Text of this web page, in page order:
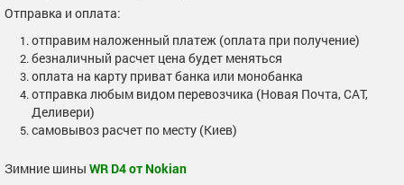
Отправка и оплата:
отправим наложенный платеж (оплата при получение)
безналичный расчет цена будет меняться
оплата на карту приват банка или монобанка
отправка любым видом перевозчика (Новая Почта, САТ,
Деливери)
самовывоз расчет по месту (Киев)
Зимние шины WR D4 от Nokian